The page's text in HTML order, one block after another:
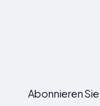
Abonnieren